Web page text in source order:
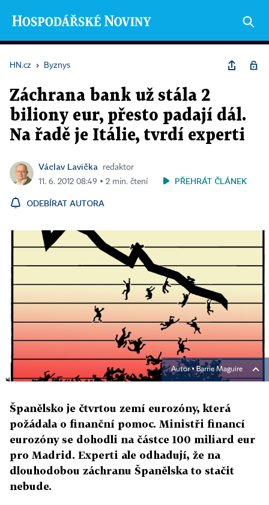
HN.cz › Byznys
Záchrana bank už stála 2
biliony eur, přesto padají dál.
Na řadě je Itálie, tvrdí experti
Václav Lavička
redaktor
11. 6. 2012 08:49 ▪ 2 min. čtení
PŘEHRÁT ČLÁNEK
ODEBÍRAT AUTORA
Autor ▪Barrie Maguire
Španělsko je čtvrtou zemí eurozóny, která
požádala o finanční pomoc. Ministři financí
eurozóny se dohodli na částce 100 miliard eur
pro Madrid. Experti ale odhadují, že na
dlouhodobou záchranu Španělska to stačit
nebude.